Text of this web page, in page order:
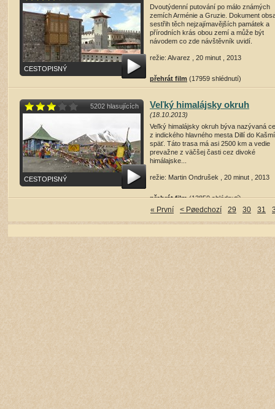
CESTOPISNÝ
Dvoutýdenní putování po málo známých
zemích Arménie a Gruzie. Dokument
sestřih těch nejzajímavějších památek a
přírodních krás obou zemí a může být
návodem co zde návštěvník uvidí.
režie: Alvarez , 20 minut , 2013
přehrát film (17959 shlédnutí)
5202 hlasujících
CESTOPISNÝ
Veľký himalájsky okruh
(18.10.2013)
Veľký himalájsky okruh býva nazývaná
z indického hlavného mesta Dillí do
späť. Táto trasa má asi 2500 km a vedie
prevažne z väčšej časti cez divoké
himálajske...
režie: Martin Ondrušek , 20 minut , 2013
přehrát film (13850 shlédnutí)
« První < Pøedchozí 29 30 31